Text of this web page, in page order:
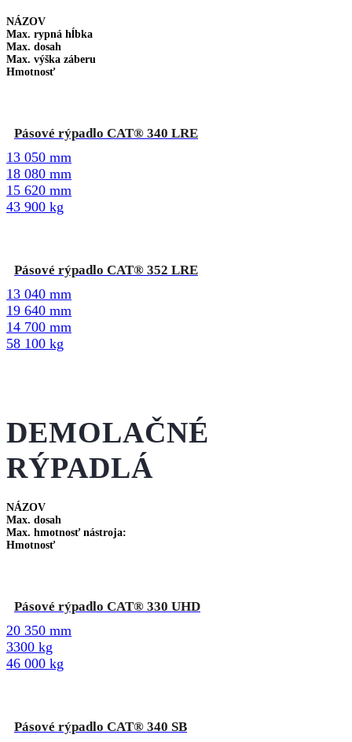
NÁZOV
Max. rypná hĺbka
Max. dosah
Max. výška záberu
Hmotnosť
Pásové rýpadlo CAT® 340 LRE
13 050 mm
18 080 mm
15 620 mm
43 900 kg
Pásové rýpadlo CAT® 352 LRE
13 040 mm
19 640 mm
14 700 mm
58 100 kg
DEMOLAČNÉ
RÝPADLÁ
NÁZOV
Max. dosah
Max. hmotnosť nástroja:
Hmotnosť
Pásové rýpadlo CAT® 330 UHD
20 350 mm
3300 kg
46 000 kg
Pásové rýpadlo CAT® 340 SB